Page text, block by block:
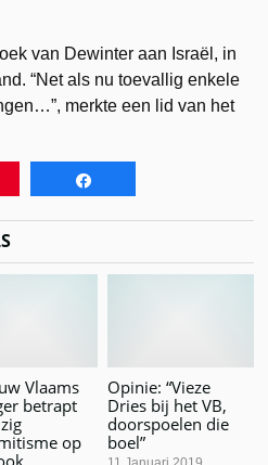
van Dewinter aan Israël, in
“Net als nu toevallig enkele
merkte een lid van het
Vlaams
betrapt
op
Opinie: “Vieze
Dries bij het VB,
doorspoelen die
boel”